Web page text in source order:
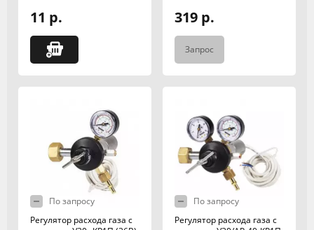
11 р. 319 р.
Запрос
По запросу
Регулятор расхода газа с
По запросу
Регулятор расхода газа с